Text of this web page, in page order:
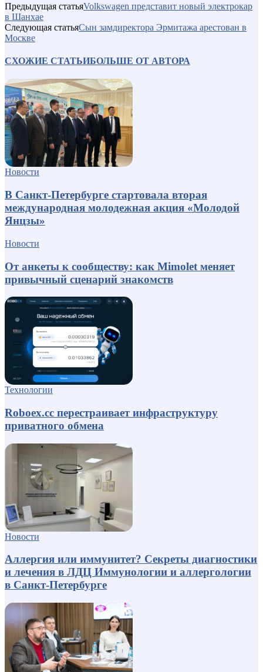
Предыдущая статьяVolkswagen представит новый электрокар
в Шанхае
Следующая статьяСын замдиректора Эрмитажа арестован в
Москве
СХОЖИЕ СТАТЬИБОЛЬШЕ ОТ АВТОРА
Новости
В Санкт-Петербурге стартовала вторая
международная молодежная акция «Молодой
Янцзы»
Новости
От анкеты к сообществу: как Mimolet меняет
привычный сценарий знакомств
Технологии
Roboex.cc перестраивает инфраструктуру
приватного обмена
Новости
Аллергия или иммунитет? Секреты диагностики
и лечения в ЛДЦ Иммунологии и аллергологии
в Санкт-Петербурге